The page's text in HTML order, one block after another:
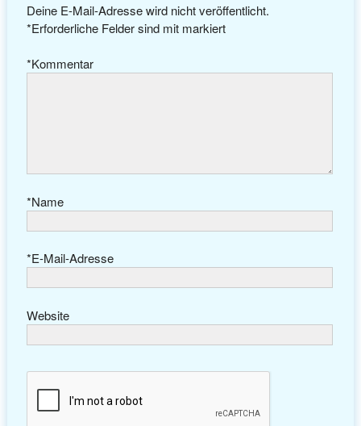
Deine E-Mail-Adresse wird nicht veröffentlicht.
Erforderliche Felder sind mit
* markiert
Kommentar
*
Name
*
E-Mail-Adresse
*
Website